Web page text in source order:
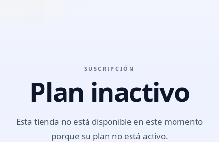
SUSCRIPCIÓN
Plan inactivo
Esta tienda no está disponible en este momento
porque su plan no está activo.